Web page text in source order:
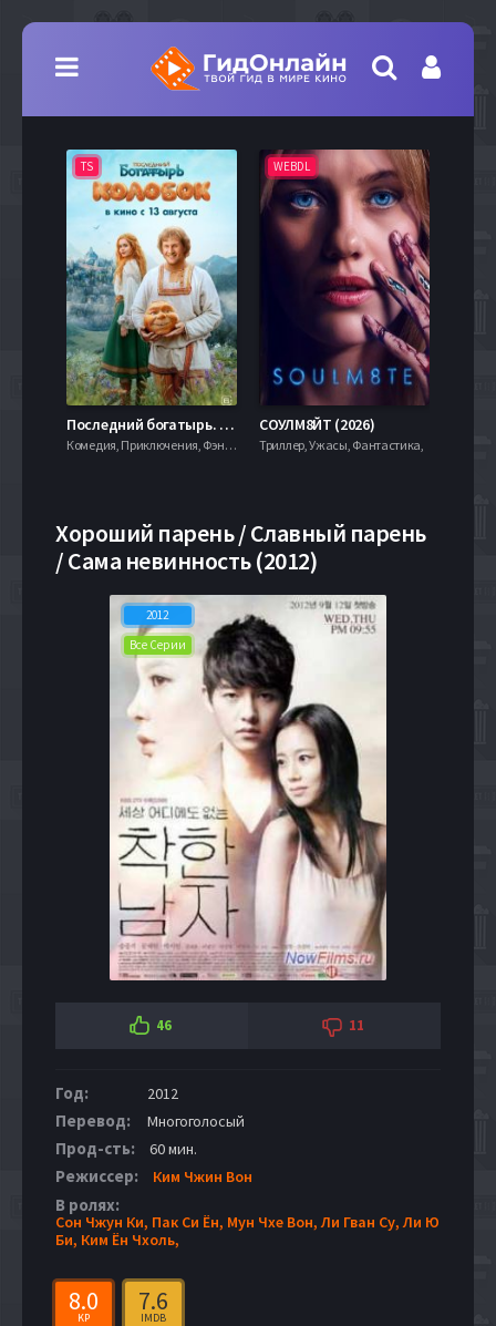
TS
Последний богатырь. Колобок (2026)
Комедия, Приключения, Фэнтези,
WEBDL
СОУЛМ8ЙТ (2026)
Триллер, Ужасы, Фантастика,
Хороший парень / Славный парень
/ Сама невинность (2012)
2012
Все Серии
46 11
Год: 2012
Перевод: Многоголосый
Прод-сть: 60 мин.
Режиссер: Ким Чжин Вон
В ролях:
Сон Чжун Ки, Пак Си Ён, Мун Чхе Вон,Ли Гван Су,Ли Ю
Би, Ким Ён Чхоль,
8.0
KP
7.6
IMDB